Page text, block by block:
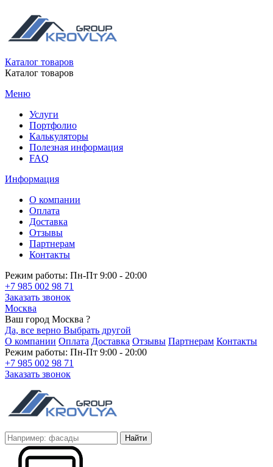
Каталог товаров
Каталог товаров
Меню
Услуги
Портфолио
Калькуляторы
Полезная информация
FAQ
Информация
О компании
Оплата
Доставка
Отзывы
Партнерам
Контакты
Режим работы: Пн-Пт 9:00 - 20:00
+7 985 002 98 71
Заказать звонок
Москва
Ваш город Москва ?
Да, все верно Выбрать другой
О компании Оплата Доставка Отзывы Партнерам Контакты
Режим работы: Пн-Пт 9:00 - 20:00
+7 985 002 98 71
Заказать звонок
Найти